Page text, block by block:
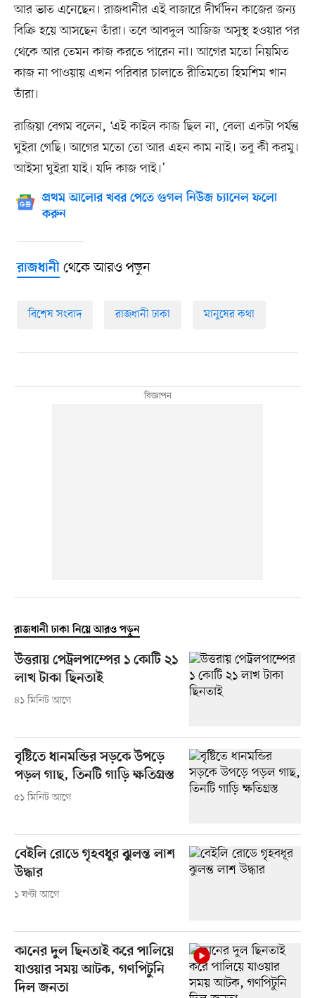
আর ভাত এনেছেন। রাজধানীর এই বাজারে দীর্ঘদিন কাজের জন্য
বিক্রি হয়ে আসছেন তাঁরা। তবে আবদুল আজিজ অসুস্থ হওয়ার পর
থেকে আর তেমন কাজ করতে পারেন না। আগের মতো নিয়মিত
কাজ না পাওয়ায় এখন পরিবার চালাতে রীতিমতো হিমশিম খান
তাঁরা।
রাজিয়া বেগম বলেন, ‘এই কাইল কাজ ছিল না, বেলা একটা পর্যন্ত
ঘুইরা গেছি। আগের মতো তো আর এহন কাম নাই। তবু কী করমু।
আইসা ঘুইরা যাই। যদি কাজ পাই।’
প্রথম আলোর খবর পেতে গুগল নিউজ চ্যানেল ফলো
করুন
রাজধানীথেকে আরও পড়ুন
বিশেষ সংবাদ রাজধানী ঢাকা মানুষের কথা
রাজধানী ঢাকা নিয়ে আরও পড়ুন
উত্তরায় পেট্রলপাম্পের ১ কোটি ২১
লাখ টাকা ছিনতাই
৪১ মিনিট আগে
বৃষ্টিতে ধানমন্ডির সড়কে উপড়ে
পড়ল গাছ, তিনটি গাড়ি ক্ষতিগ্রস্ত
৫১ মিনিট আগে
বেইলি রোডে গৃহবধূর ঝুলন্ত লাশ
উদ্ধার
১ ঘণ্টা আগে
কানের দুল ছিনতাই করে পালিয়ে
যাওয়ার সময় আটক, গণপিটুনি
দিল জনতা